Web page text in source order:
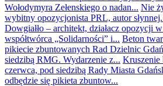
Wołodymyra Zełenskiego o nadan... Nie
wybitny opozycjonista PRL, autor
Dowgiałło – architekt, działacz opozycji
współtwórca „Solidarności” i... Beton
pikiecie zbuntowanych Rad Dzielnic
siedzibą RMG. Wydarzenie z... Kruszenie
czerwca, pod siedzibą Rady Miasta
odbędzie się pikieta zbuntow...